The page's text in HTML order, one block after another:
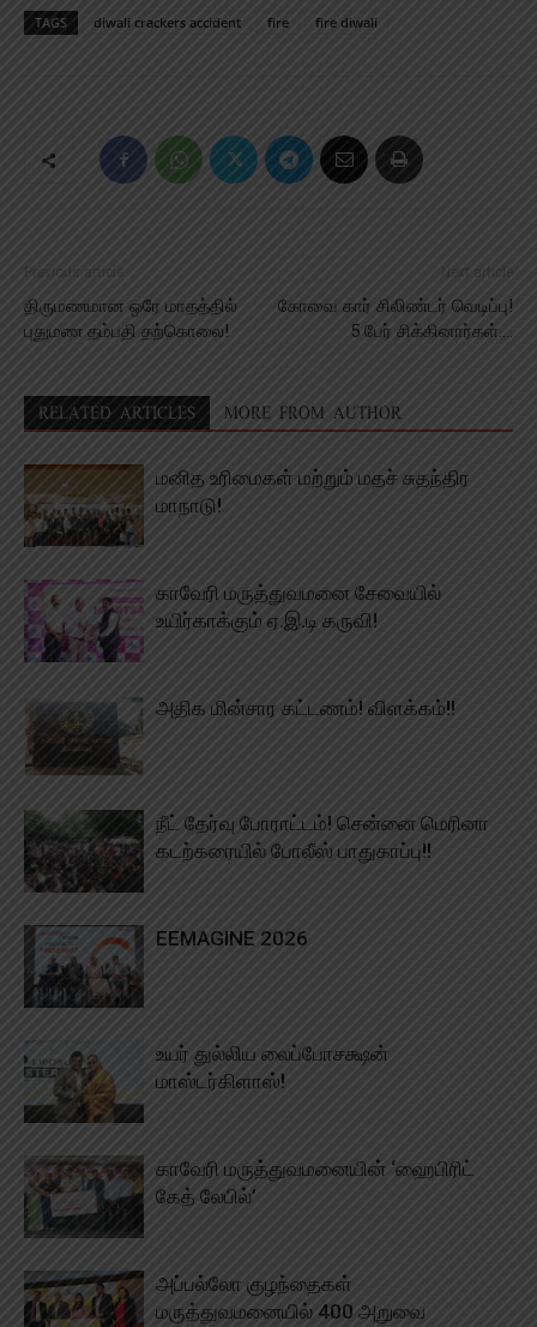
TAGS diwali crackers accident fire fire diwali
Previous article
திருமணமான ஒரே மாதத்தில்
புதுமண தம்பதி தற்கொலை!
Next article
கோவை கார் சிலிண்டர் வெடிப்பு!
5 பேர் சிக்கினார்கள்….
RELATED ARTICLES MORE FROM AUTHOR
மனித உரிமைகள் மற்றும் மதச் சுதந்திர
மாநாடு!
காவேரி மருத்துவமனை சேவையில்
உயிர்காக்கும் ஏ.இ.டி கருவி!
அதிக மின்சார கட்டணம்! விளக்கம்!!
நீட் தேர்வு போராட்டம்! சென்னை மெரினா
கடற்கரையில் போலீஸ் பாதுகாப்பு!!
EEMAGINE 2026
உயர் துல்லிய லைப்போசக்ஷன்
மாஸ்டர்கிளாஸ்!
காவேரி மருத்துவமனையின் ‘ஹைபிரிட்
கேத் லேபில்’
அப்பல்லோ குழந்தைகள்
மருத்துவமனையில் 400 அறுவை